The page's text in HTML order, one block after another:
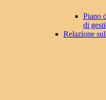
Piano
di
Relazione